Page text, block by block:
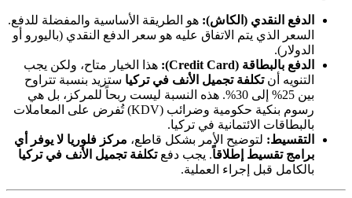
الدفع النقدي (الكاش): هو الطريقة الأساسية والمفضلة للدفع.
السعر الذي يتم الاتفاق عليه هو سعر الدفع النقدي (باليورو أو
الدولار).
الدفع بالبطاقة (Credit Card):
هذا الخيار متاح، ولكن يجب
التنويه أنتكلفة تجميل الأنف في تركيا ستزيد بنسبة تتراوح
بين 25% إلى 30%. هذه النسبة ليست ربحاً للمركز، بل هي
رسوم بنكية حكومية وضرائب (KDV) تُفرض على المعاملات
بالبطاقات الائتمانية في تركيا.
التقسيط: لتوضيح الأمر بشكل قاطع، مركز فلوريا لا يوفر أي
برامج تقسيط إطلاقاً. يجب دفعتكلفة تجميل الأنف في تركيا
بالكامل قبل إجراء العملية.